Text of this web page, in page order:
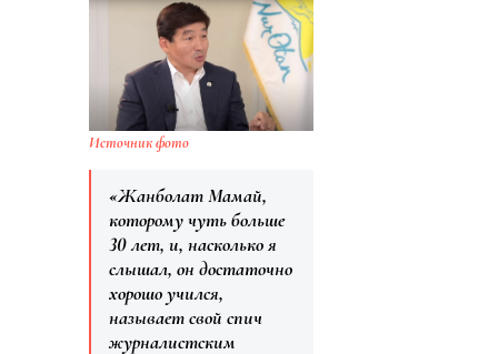
Источник фото
«Жанболат Мамай,
которому чуть больше
30 лет, и, насколько я
слышал, он достаточно
хорошо учился,
называет свой спич
журналистским